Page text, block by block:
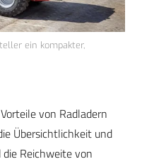
ein kompakter,
von Radladern
Übersichtlichkeit und
Reichweite von